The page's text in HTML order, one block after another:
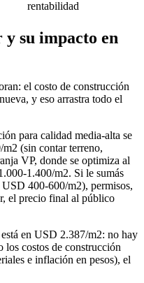
rentabilidad
su impacto en
el costo de construcción
y eso arrastra todo el
para calidad media-alta se
(sin contar terreno,
VP, donde se optimiza al
1.400/m2. Si le sumás
400-600/m2), permisos,
el precio final al público
en USD 2.387/m2: no hay
los costos de construcción
e inflación en pesos), el